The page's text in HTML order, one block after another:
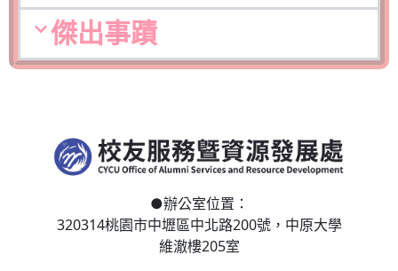
傑出事蹟
●辦公室位置：
320314桃園市中壢區中北路200號， 中原大學
維澈樓205室